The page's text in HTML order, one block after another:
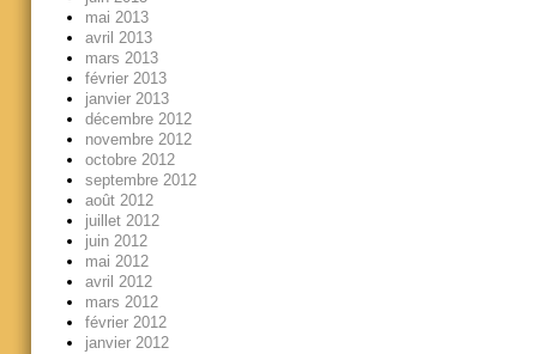
mai 2013
avril 2013
mars 2013
février 2013
janvier 2013
décembre 2012
novembre 2012
octobre 2012
septembre 2012
août 2012
juillet 2012
juin 2012
mai 2012
avril 2012
mars 2012
février 2012
janvier 2012